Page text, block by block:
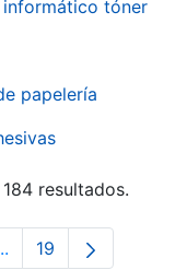
tóner
papelería
resultados.
Use TAB para
Páginas intermedias
Página
19